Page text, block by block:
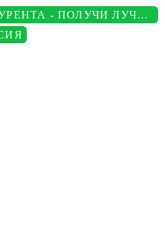
ПОКАЖИ СЧЕТ КОНКУРЕНТА - ПОЛУЧИ ЛУЧШУЮ ЦЕНУ